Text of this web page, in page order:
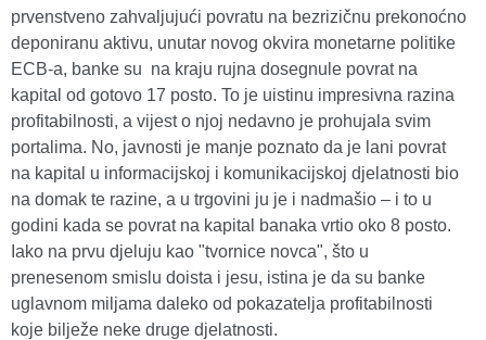
prvenstveno zahvaljujući povratu na bezrizičnu prekonoćno
deponiranu aktivu, unutar novog okvira monetarne politike
ECB-a, banke su na kraju rujna dosegnule povrat na
kapital od gotovo 17 posto. To je uistinu impresivna razina
profitabilnosti, a vijest o njoj nedavno je prohujala svim
portalima. No, javnosti je manje poznato da je lani povrat
na kapital u informacijskoj i komunikacijskoj djelatnosti bio
na domak te razine, a u trgovini ju je i nadmašio – i to u
godini kada se povrat na kapital banaka vrtio oko 8 posto.
Iako na prvu djeluju kao "tvornice novca", što u
prenesenom smislu doista i jesu, istina je da su banke
uglavnom miljama daleko od pokazatelja profitabilnosti
koje bilježe neke druge djelatnosti.